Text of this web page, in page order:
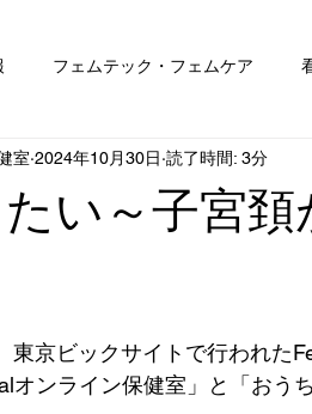
フェムテック・フェムケア
い～子宮
室 2024年10月30日 読了時間: 3分
東京ビックサイトで行われた
オンライン保健室」と「おう